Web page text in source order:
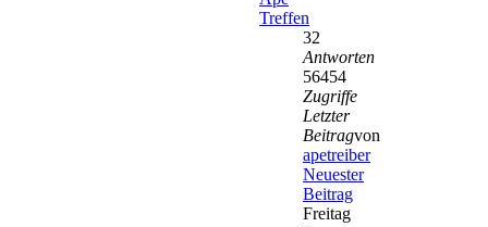
Treffen
32
Antworten
56454
Zugriffe
Letzter
Beitragvon
apetreiber
Neuester
Beitrag
Freitag